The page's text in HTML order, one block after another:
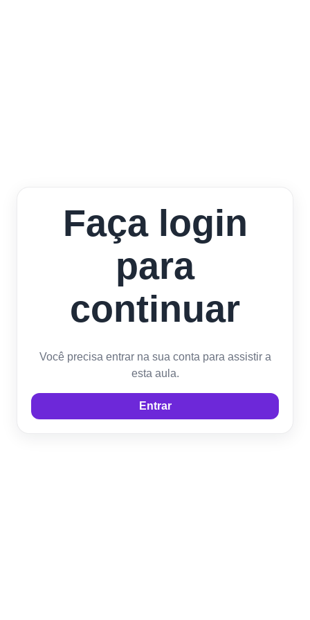
Faça login
para
continuar
Você precisa entrar na sua conta para assistir a
esta aula.
Entrar